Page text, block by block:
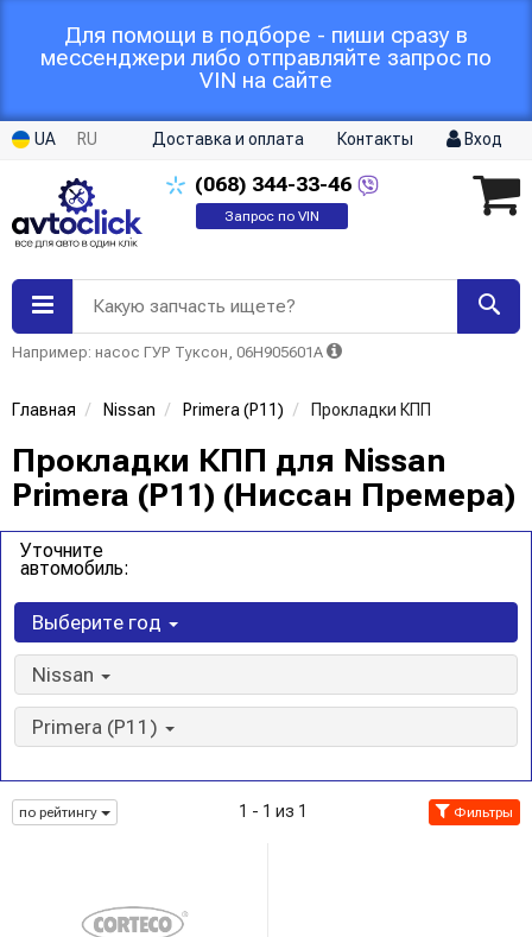
Для помощи в подборе - пиши сразу в
мессенджери либо отправляйте запрос по
VIN на сайте
UA RU Доставка и оплата Контакты Вход
(068) 344-33-46
Запрос по VIN
Какую запчасть ищете?
Например: насос ГУР Туксон, 06H905601A
Главная Nissan Primera (P11) Прокладки КПП
Прокладки КПП для Nissan
Primera (P11) (Ниссан Премера)
Уточните
автомобиль:
Выберите год
Nissan
Primera (P11)
по рейтингу 1 - 1 из 1 Фильтры